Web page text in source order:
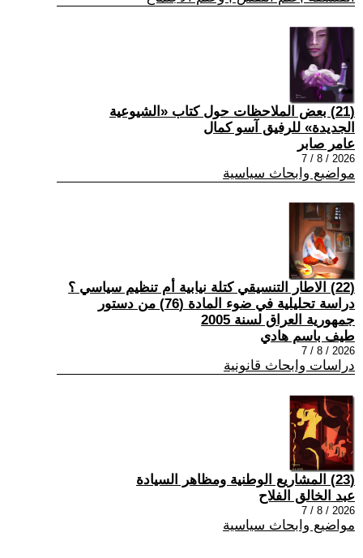
(21) بعض الملاحظات حول كتاب «الشيوعية
الجديدة» للرفيق آسو كمال
عامر صابر
2026 / 8 / 7
مواضيع وابحاث سياسية
(22) الاطار التنسيقي كتلة نيابية أم تنظيم سياسي ؟
دراسة تحليلية في ضوء المادة (76) من دستور
جمهورية العراق لسنة 2005
طيف باسم هادي
2026 / 8 / 7
دراسات وابحاث قانونية
(23) المشاريع الوطنية ومظاهر السيادة
عبد الخالق الفلاح
2026 / 8 / 7
مواضيع وابحاث سياسية